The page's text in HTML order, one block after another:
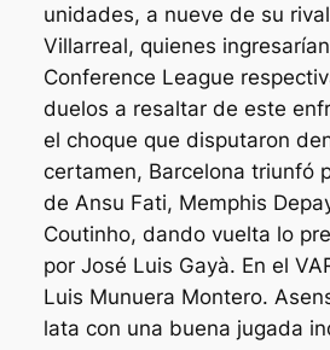
unidades, a nueve de su
Villarreal, quienes
Conference League
duelos a resaltar de este
el choque que disputaron
certamen, Barcelona triunfó
de Ansu Fati, Memphis
Coutinho, dando vuelta lo
por José Luis Gayà. En el
Luis Munuera Montero.
lata con una buena jugada